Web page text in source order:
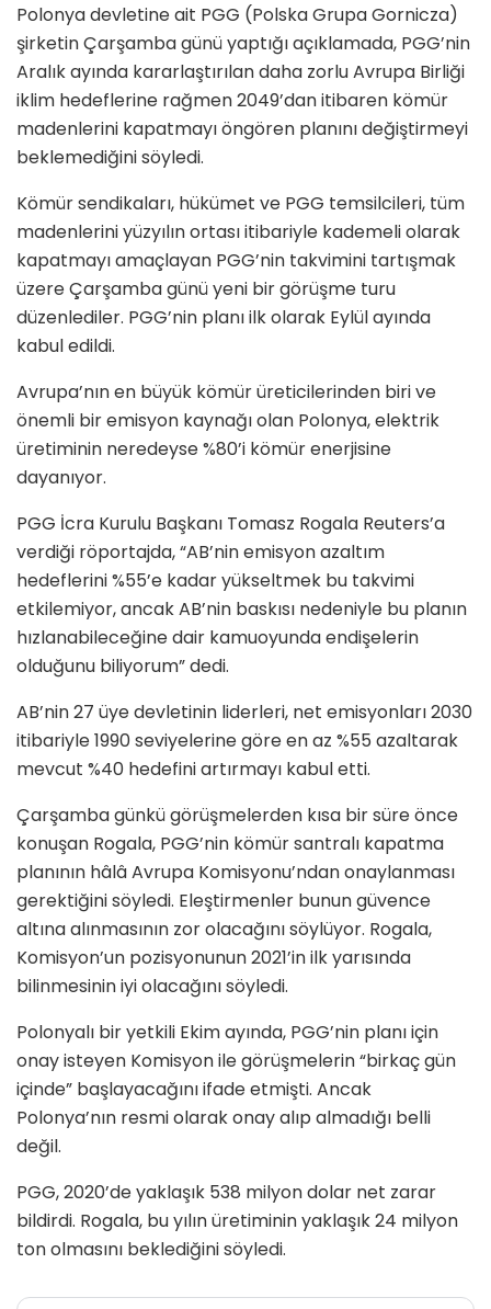
Polonya devletine ait PGG (Polska Grupa Gornicza)
şirketin Çarşamba günü yaptığı açıklamada, PGG’nin
Aralık ayında kararlaştırılan daha zorlu Avrupa Birliği
iklim hedeflerine rağmen 2049’dan itibaren kömür
madenlerini kapatmayı öngören planını değiştirmeyi
beklemediğini söyledi.
Kömür sendikaları, hükümet ve PGG temsilcileri, tüm
madenlerini yüzyılın ortası itibariyle kademeli olarak
kapatmayı amaçlayan PGG’nin takvimini tartışmak
üzere Çarşamba günü yeni bir görüşme turu
düzenlediler. PGG’nin planı ilk olarak Eylül ayında
kabul edildi.
Avrupa’nın en büyük kömür üreticilerinden biri ve
önemli bir emisyon kaynağı olan Polonya, elektrik
üretiminin neredeyse %80’i kömür enerjisine
dayanıyor.
PGG İcra Kurulu Başkanı Tomasz Rogala Reuters’a
verdiği röportajda, “AB’nin emisyon azaltım
hedeflerini %55’e kadar yükseltmek bu takvimi
etkilemiyor, ancak AB’nin baskısı nedeniyle bu planın
hızlanabileceğine dair kamuoyunda endişelerin
olduğunu biliyorum” dedi.
AB’nin 27 üye devletinin liderleri, net emisyonları 2030
itibariyle 1990 seviyelerine göre en az %55 azaltarak
mevcut %40 hedefini artırmayı kabul etti.
Çarşamba günkü görüşmelerden kısa bir süre önce
konuşan Rogala, PGG’nin kömür santralı kapatma
planının hâlâ Avrupa Komisyonu’ndan onaylanması
gerektiğini söyledi. Eleştirmenler bunun güvence
altına alınmasının zor olacağını söylüyor. Rogala,
Komisyon’un pozisyonunun 2021’in ilk yarısında
bilinmesinin iyi olacağını söyledi.
Polonyalı bir yetkili Ekim ayında, PGG’nin planı için
onay isteyen Komisyon ile görüşmelerin “birkaç gün
içinde” başlayacağını ifade etmişti. Ancak
Polonya’nın resmi olarak onay alıp almadığı belli
değil.
PGG, 2020’de yaklaşık 538 milyon dolar net zarar
bildirdi. Rogala, bu yılın üretiminin yaklaşık 24 milyon
ton olmasını beklediğini söyledi.